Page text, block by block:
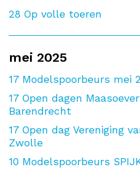
28 Op volle toeren
mei 2025
17 Modelspoorbeurs mei
17 Open dagen
Barendrecht
17 Open dag Vereniging
Zwolle
10 Modelspoorbeurs